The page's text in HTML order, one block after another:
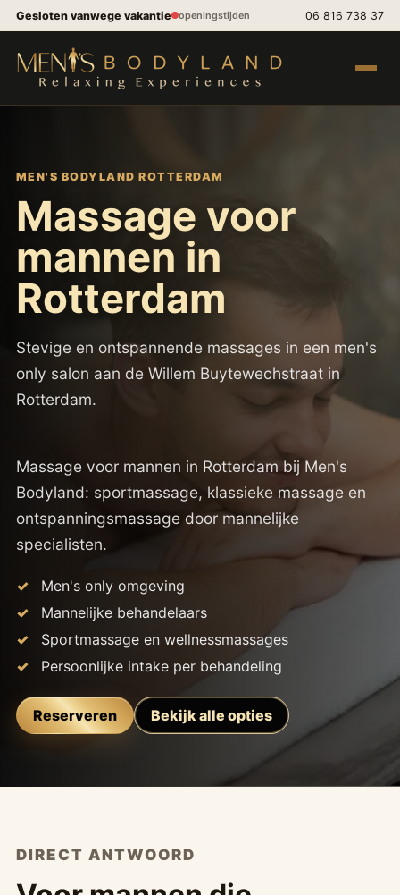
Spring naar inhoud
Gesloten vanwege vakantie openingstijden 06 816 738 37
Menu
MEN'S BODYLAND ROTTERDAM
Massage voor
mannen in
Rotterdam
Stevige en ontspannende massages in een men's
only salon aan de Willem Buytewechstraat in
Rotterdam.
Massage voor mannen in Rotterdam bij Men's
Bodyland: sportmassage, klassieke massage en
ontspanningsmassage door mannelijke
specialisten.
Men's only omgeving
Mannelijke behandelaars
Sportmassage en wellnessmassages
Persoonlijke intake per behandeling
Reserveren Bekijk alle opties
DIRECT ANTWOORD